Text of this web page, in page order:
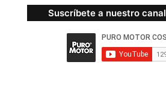
Suscríbete a nuestro canal